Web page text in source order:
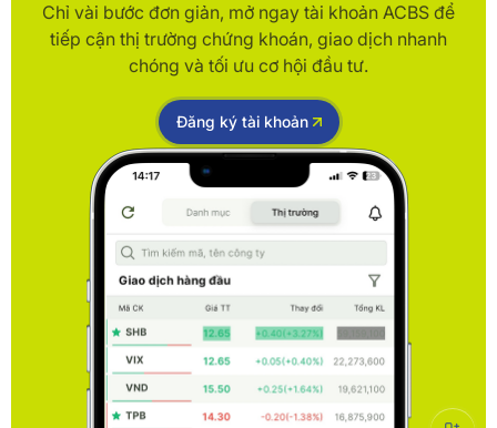
Chỉ vài bước đơn giản, mở ngay tài khoản ACBS để
tiếp cận thị trường chứng khoán, giao dịch nhanh
chóng và tối ưu cơ hội đầu tư.
Đăng ký tài khoản